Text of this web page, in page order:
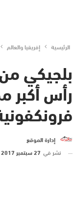
الرئيسية إفريقيا والعالم
بلجيكي
رأس
إدارة الموقع
نشر في 27 سبتمبر 2017 الساعة 9 و 00 دقيقة